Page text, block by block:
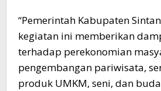
“Pemerintah Kabupaten
kegiatan ini memberikan
terhadap perekonomian
pengembangan pariwisata,
produk UMKM, seni, dan